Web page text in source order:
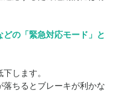
の「緊急対応モード」と
します。
ちるとブレーキが利かな